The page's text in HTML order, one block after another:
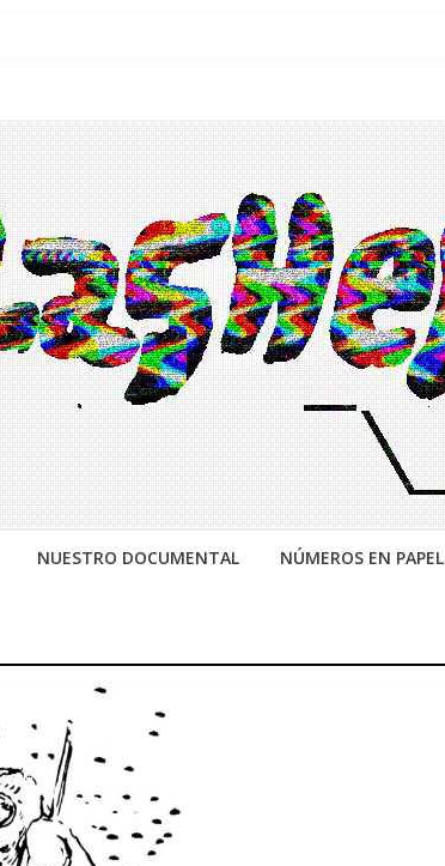
NUESTRO DOCUMENTAL NÚMEROS EN PAPEL